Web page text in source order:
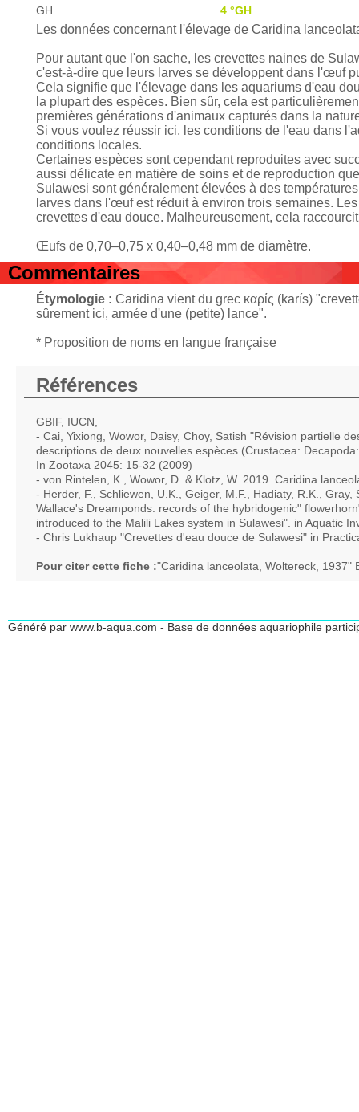
GH
4 °GH
Les données concernant l'élevage de Caridina
Pour autant que l'on sache, les crevettes naines de
c'est-à-dire que leurs larves se développent dans l'œuf
Cela signifie que l'élevage dans les aquariums d'eau
la plupart des espèces. Bien sûr, cela est
premières générations d'animaux capturés dans la
Si vous voulez réussir ici, les conditions de l'eau dans
conditions locales.
Certaines espèces sont cependant reproduites avec
aussi délicate en matière de soins et de reproduction
Sulawesi sont généralement élevées à des
larves dans l'œuf est réduit à environ trois semaines.
crevettes d'eau douce. Malheureusement, cela
Œufs de 0,70–0,75 x 0,40–0,48 mm de diamètre.
Commentaires
Étymologie : Caridina vient du grec καρίς (karís)
sûrement ici, armée d'une (petite) lance".
* Proposition de noms en langue française
Références
GBIF, IUCN,
- Cai, Yixiong, Wowor, Daisy, Choy, Satish "Révision partielle
descriptions de deux nouvelles espèces (Crustacea:
In Zootaxa 2045: 15-32 (2009)
- von Rintelen, K., Wowor, D. & Klotz, W. 2019. Caridina
- Herder, F., Schliewen, U.K., Geiger, M.F., Hadiaty, R.K.,
Wallace's Dreamponds: records of the hybridogenic"
introduced to the Malili Lakes system in Sulawesi". in Aquatic
- Chris Lukhaup "Crevettes d'eau douce de Sulawesi" in
Pour citer cette fiche :"Caridina lanceolata, Woltereck, 1937"
Généré par www.b-aqua.com - Base de données aquariophile